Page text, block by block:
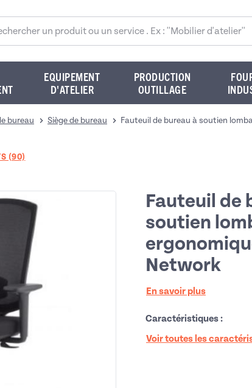
EQUIPEMENT
D'ATELIER
PRODUCTION
OUTILLAGE
bureau Siège de bureau Fauteuil de bureau à soutien
(90)
Fauteuil de
soutien
Network
En savoir plus
Caractéristiques :
Voir toutes les